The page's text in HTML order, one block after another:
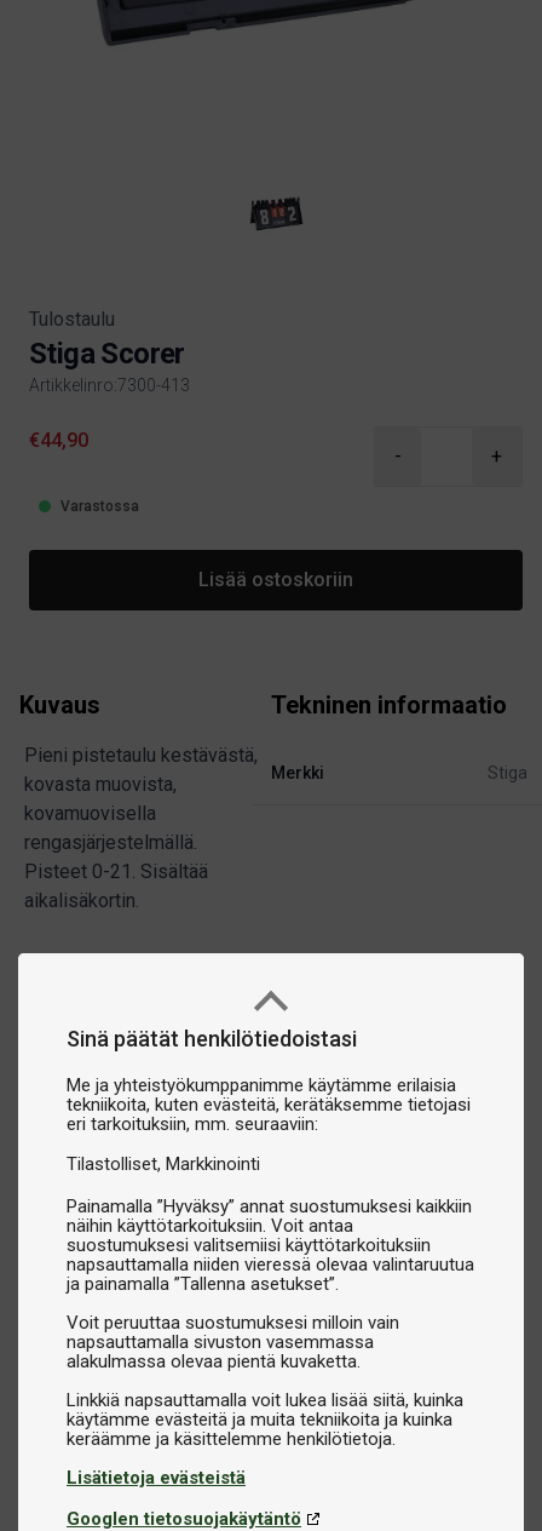
Sinä päätät henkilötiedoistasi
Me ja yhteistyökumppanimme käytämme erilaisia
tekniikoita, kuten evästeitä, kerätäksemme tietojasi
eri tarkoituksiin, mm. seuraaviin:
Tilastolliset Markkinointi
Painamalla ”Hyväksy” annat suostumuksesi kaikkiin
näihin käyttötarkoituksiin. Voit antaa
suostumuksesi valitsemiisi käyttötarkoituksiin
napsauttamalla niiden vieressä olevaa valintaruutua
ja painamalla ”Tallenna asetukset”.
Voit peruuttaa suostumuksesi milloin vain
napsauttamalla sivuston vasemmassa
alakulmassa olevaa pientä kuvaketta.
Linkkiä napsauttamalla voit lukea lisää siitä, kuinka
käytämme evästeitä ja muita tekniikoita ja kuinka
Lisätietoja evästeistä
Googlen tietosuojakäytäntö
Tulostaulu
Stiga Scorer
Artikkelinro:7300-413
Product information
€44,90
- +
Varastossa
Lisää ostoskoriin
Kuvaus
Pieni pistetaulu kestävästä,
kovasta muovista,
kovamuovisella
rengasjärjestelmällä.
Pisteet 0-21. Sisältää
aikalisäkortin.
Tekninen informaatio
Merkki Stiga